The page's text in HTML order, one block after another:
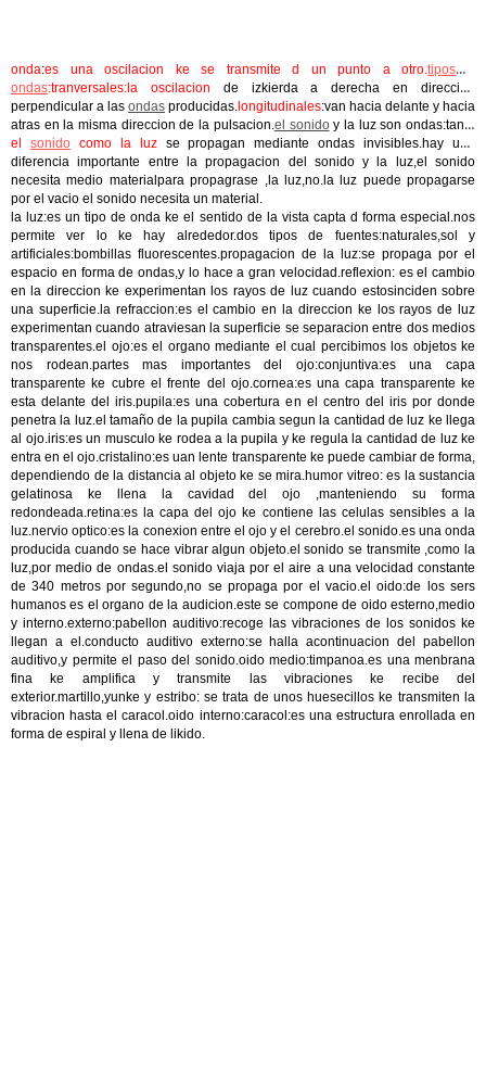
onda:es una oscilacion ke se transmite d un punto a otro.tipos d
ondas:tranversales:la oscilacion de izkierda a derecha en direccion
perpendicular a las ondas producidas. longitudinales:van hacia delante y hacia
atras en la misma direccion de la pulsacion.el sonidoy la luz son ondas:tanto
el sonidocomo la luz se propagan mediante ondas invisibles.hay una
diferencia importante entre la propagacion del sonido y la luz,el sonido
necesita medio materialpara propagrase ,la luz,no.la luz puede propagarse
por el vacio el sonido necesita un material.
la luz:es un tipo de onda ke el sentido de la vista capta d forma especial.nos
permite ver lo ke hay alrededor.dos tipos de fuentes:naturales,sol y
artificiales:bombillas fluorescentes.propagacion de la luz:se propaga por el
espacio en forma de ondas,y lo hace a gran velocidad.reflexion: es el cambio
en la direccion ke experimentan los rayos de luz cuando estosinciden sobre
una superficie.la refraccion:es el cambio en la direccion ke los rayos de luz
experimentan cuando atraviesan la superficie se separacion entre dos medios
transparentes.el ojo:es el organo mediante el cual percibimos los objetos ke
nos rodean.partes mas importantes del ojo:conjuntiva:es una capa
transparente ke cubre el frente del ojo.cornea:es una capa transparente ke
esta delante del iris.pupila:es una cobertura en el centro del iris por donde
penetra la luz.el tamaño de la pupila cambia segun la cantidad de luz ke llega
al ojo.iris:es un musculo ke rodea a la pupila y ke regula la cantidad de luz ke
entra en el ojo.cristalino:es uan lente transparente ke puede cambiar de forma,
dependiendo de la distancia al objeto ke se mira.humor vitreo: es la sustancia
gelatinosa ke llena la cavidad del ojo ,manteniendo su forma
redondeada.retina:es la capa del ojo ke contiene las celulas sensibles a la
luz.nervio optico:es la conexion entre el ojo y el cerebro.el sonido.es una onda
producida cuando se hace vibrar algun objeto.el sonido se transmite ,como la
luz,por medio de ondas.el sonido viaja por el aire a una velocidad constante
de 340 metros por segundo,no se propaga por el vacio.el oido:de los sers
humanos es el organo de la audicion.este se compone de oido esterno,medio
y interno.externo:pabellon auditivo:recoge las vibraciones de los sonidos ke
llegan a el.conducto auditivo externo:se halla acontinuacion del pabellon
auditivo,y permite el paso del sonido.oido medio:timpanoa.es una menbrana
fina ke amplifica y transmite las vibraciones ke recibe del
exterior.martillo,yunke y estribo: se trata de unos huesecillos ke transmiten la
vibracion hasta el caracol.oido interno:caracol:es una estructura enrollada en
forma de espiral y llena de likido.